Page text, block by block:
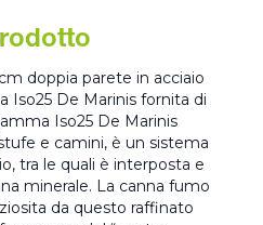
doppia parete in acciaio
Iso25 De Marinis fornita di
Iso25 De Marinis
e camini, è un sistema
tra le quali è interposta e
minerale. La canna fumo
da questo raffinato